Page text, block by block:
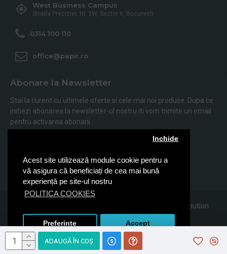
Acest site utilizează module cookie pentru a
vă asigura că beneficiați de cea mai bună
experiență pe site-ul nostru
POLITICA COOKIES
Inchide
Preferinte Accept
ADAUGĂ ÎN COŞ
West Business Campus
Strada Preciziei, Nr, 3W, Sector 6, Bucuresti
0314 100 110
office@papir.ro
Abonare la Newsletter
Stai la curent cu ultimele oferte si cele mai noi produse. Dupa ce
initiezi abonarea la newsletter-ul nostru iti vom trimite un email
pentru activarea abonarii.
Abonare
Am citit şi sunt de acord cu Politica de Confidentialitate
© 2019, Papir.ro, Toate drepturile rezervate Sanito Distribution